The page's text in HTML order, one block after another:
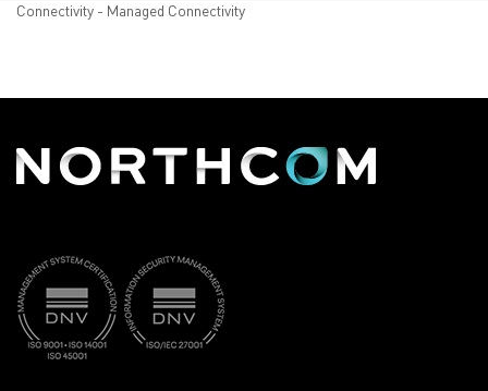
Connectivity - Managed Connectivity